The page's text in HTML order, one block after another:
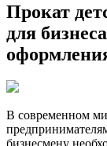
Прокат
для
В современном